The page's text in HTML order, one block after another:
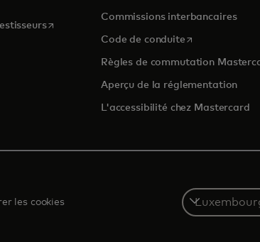
s’ouvre dans un nouvel onglet
Commissions interbancaires
Code de conduites’ouvre dans
Règles de commutation
Aperçu de la réglementation
L'accessibilité chez Mastercard
les cookies
Select
a
country